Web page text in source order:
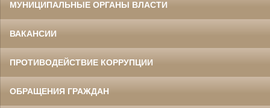
МУНИЦИПАЛЬНЫЕ ОРГАНЫ ВЛАСТИ
ВАКАНСИИ
ПРОТИВОДЕЙСТВИЕ КОРРУПЦИИ
ОБРАЩЕНИЯ ГРАЖДАН